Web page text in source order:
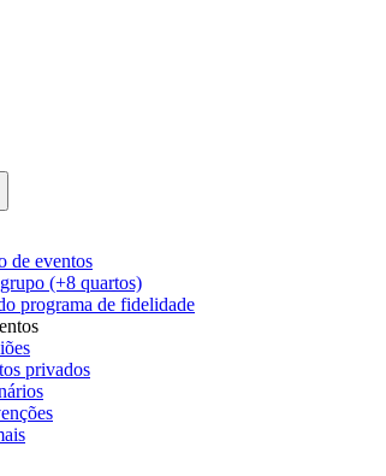
de eventos
(+8 quartos)
programa de fidelidade
privados